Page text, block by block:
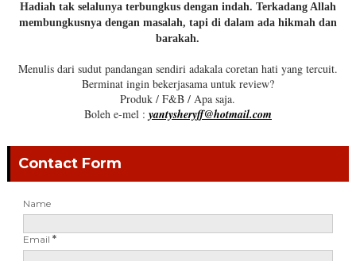
Hadiah tak selalunya terbungkus dengan indah. Terkadang Allah
membungkusnya dengan masalah, tapi di dalam ada hikmah dan
barakah.
Menulis dari sudut pandangan sendiri adakala coretan hati yang tercuit.
Berminat ingin bekerjasama untuk review?
Produk / F&B / Apa saja.
Boleh e-mel : yantysheryff@hotmail.com
Contact Form
Name
Email *